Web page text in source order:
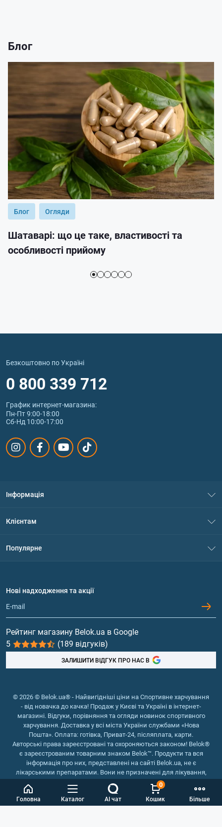
Головна Каталог AI чат Кошик
0
Більше
Блог
Блог Огляди
Шатаварі: що це таке, властивості та
особливості прийому
Безкоштовно по Україні
0 800 339 712
График интернет‑магазина:
Пн-Пт 9:00-18:00
Сб-Нд 10:00-17:00
Інформація
Політика конфіденційності
Обмін та повернення
Клієнтам
Популярне
Протеїн
Гейнери
Вітаміни та мінерали
Риб'ячий жир, жирні кислоти
Нові надходження та акції
Рейтинг магазину Belok.ua в Google
5
(189 відгуків)
ЗАЛИШИТИ ВІДГУК ПРО НАС В
© 2026 © Belok.ua® - Найвигідніші ціни на Спортивне харчування
- від новачка до качка! Продаж у Києві та Україні в інтернет-
магазині. Відгуки, порівняння та огляди новинок спортивного
харчування. Доставка у всі міста України службами «Нова
Пошта». Оплата: готівка, Приват-24, післяплата, карти.
Авторські права зареєстровані та охороняються законом! Belok®
є зареєстрованим товарним знаком Belok™. Продукти та вся
інформація про них, представлені на сайті Belok.ua, не є
лікарськими препаратами. Вони не призначені для лікування,
зняття симптомів та запобігання хворобам.
Інтернет магазин Belok.ua
Інтернет магазин спортивного
харчування